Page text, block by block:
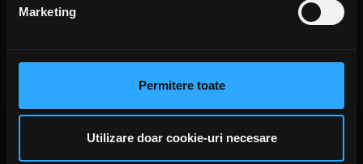
anunțurile, pentru a oferi funcții de rețele sociale și pentru
a analiza traficul. De asemenea, le oferim partenerilor de
privire la modul în care folosiți site-ul nostru. Aceștia le
pot combina cu alte informații oferite de dvs. sau culese
în urma folosirii serviciilor lor. În cazul în care alegeți să
Marketing
Permitere toate
Utilizare doar cookie-uri necesare
Aniversarea de nouă ani a trupei